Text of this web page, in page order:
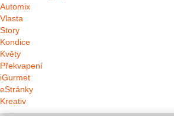
Automix
Vlasta
Story
Kondice
Květy
Překvapení
iGurmet
eStránky
Kreativ